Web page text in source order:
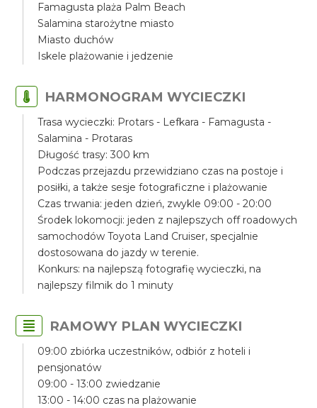
Famagusta plaża Palm Beach
Salamina starożytne miasto
Miasto duchów
Iskele plażowanie i jedzenie
HARMONOGRAM WYCIECZKI
Trasa wycieczki: Protars - Lefkara - Famagusta -
Salamina - Protaras
Długość trasy: 300 km
Podczas przejazdu przewidziano czas na postoje i
posiłki, a także sesje fotograficzne i plażowanie
Czas trwania: jeden dzień, zwykle 09:00 - 20:00
Środek lokomocji: jeden z najlepszych off roadowych
samochodów Toyota Land Cruiser, specjalnie
dostosowana do jazdy w terenie.
Konkurs: na najlepszą fotografię wycieczki, na
najlepszy filmik do 1 minuty
RAMOWY PLAN WYCIECZKI
09:00 zbiórka uczestników, odbiór z hoteli i
pensjonatów
09:00 - 13:00 zwiedzanie
13:00 - 14:00 czas na plażowanie